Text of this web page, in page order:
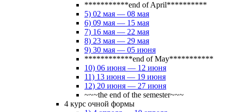
***********end of April**********
5) 02 мая — 08 мая
6) 09 мая — 15 мая
7) 16 мая — 22 мая
8) 23 мая — 29 мая
9) 30 мая — 05 июня
************end of May***********
10) 06 июня — 12 июня
11) 13 июня — 19 июня
12) 20 июня — 27 июня
~~~the end of the semester~~~
4 курс очной формы